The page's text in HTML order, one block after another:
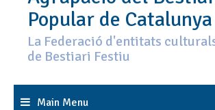
Popular de Catalunya
La Federació d'entitats
de Bestiari Festiu
Main Menu